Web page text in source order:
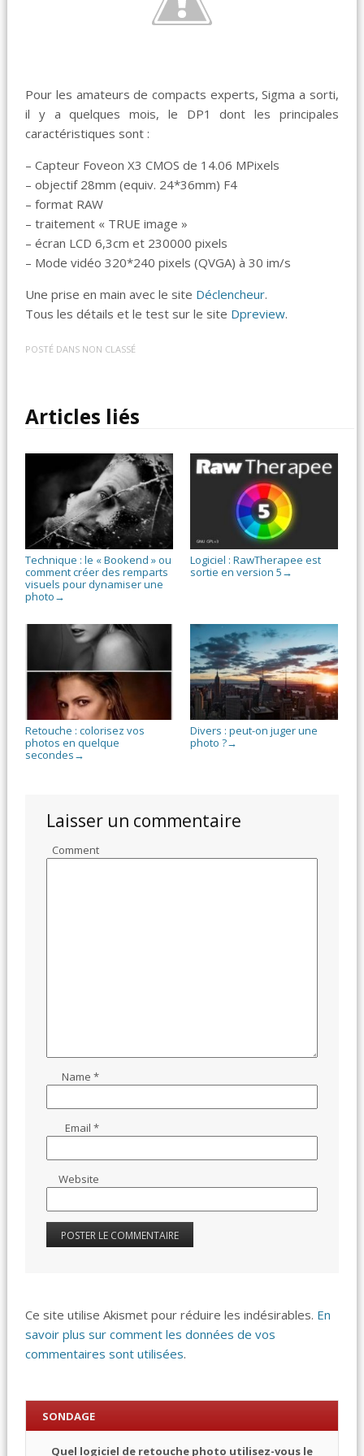
Pour les amateurs de compacts experts, Sigma a sorti,
il y a quelques mois, le DP1 dont les principales
caractéristiques sont :
– Capteur Foveon X3 CMOS de 14.06 MPixels
– objectif 28mm (equiv. 24*36mm) F4
– format RAW
– traitement « TRUE image »
– écran LCD 6,3cm et 230000 pixels
– Mode vidéo 320*240 pixels (QVGA) à 30 im/s
Une prise en main avec le site Déclencheur.
Tous les détails et le test sur le site Dpreview.
POSTÉ DANS NON CLASSÉ
Articles liés
Technique : le « Bookend » ou
comment créer des remparts
visuels pour dynamiser une
photo →
Logiciel : RawTherapee est
sortie en version 5 →
Retouche : colorisez vos
photos en quelque
secondes →
Divers : peut-on juger une
photo ?→
Laisser un commentaire
Comment
Name*
Email*
Website
Ce site utilise Akismet pour réduire les indésirables. En
savoir plus sur comment les données de vos
commentaires sont utilisées.
SONDAGE
Quel logiciel de retouche photo utilisez-vous le